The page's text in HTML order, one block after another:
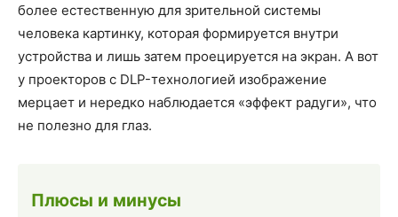
более естественную для зрительной системы
человека картинку, которая формируется внутри
устройства и лишь затем проецируется на экран. А вот
у проекторов с DLP-технологией изображение
мерцает и нередко наблюдается «эффект радуги», что
не полезно для глаз.
Плюсы и минусы